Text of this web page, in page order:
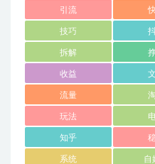
引流
技巧
拆解
收益
流量
玩法
知乎
系统 自